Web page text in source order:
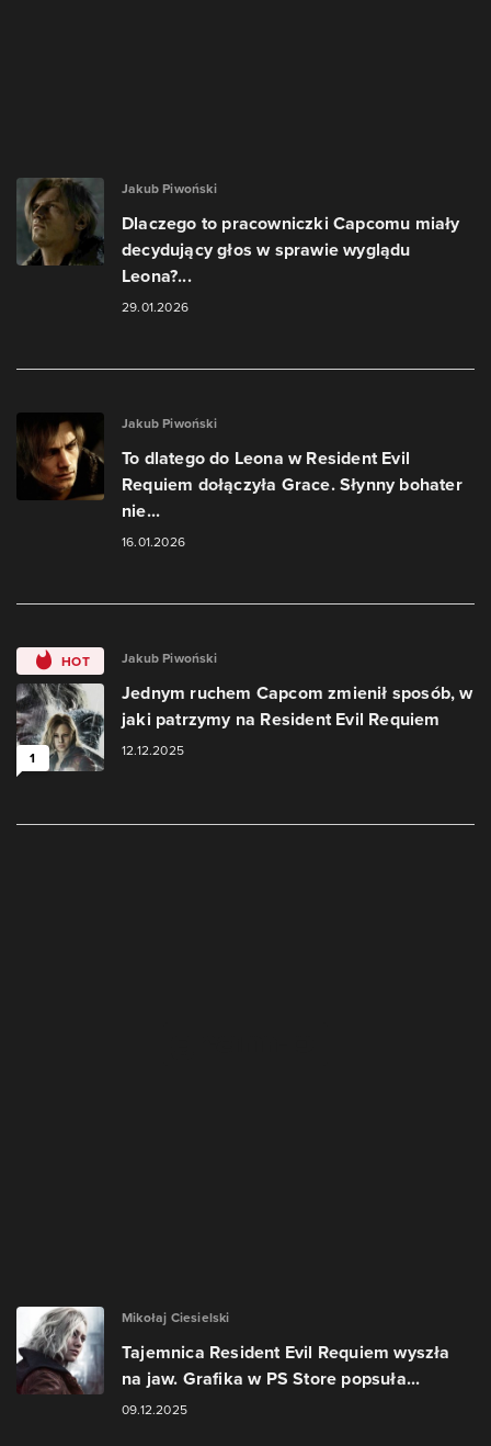
Jakub Piwoński
Dlaczego to pracowniczki Capcomu miały
decydujący głos w sprawie wyglądu
Leona?...
29.01.2026
Jakub Piwoński
To dlatego do Leona w Resident Evil
Requiem dołączyła Grace. Słynny bohater
nie...
16.01.2026
HOT
1
Jakub Piwoński
Jednym ruchem Capcom zmienił sposób, w
jaki patrzymy na Resident Evil Requiem
12.12.2025
Mikołaj Ciesielski
Tajemnica Resident Evil Requiem wyszła
na jaw. Grafika w PS Store popsuła...
09.12.2025